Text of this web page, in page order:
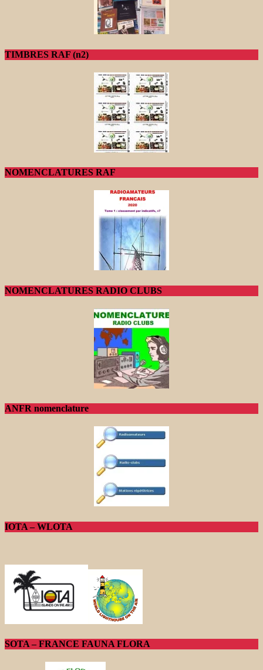
TIMBRES RAF (n2)
NOMENCLATURES RAF
NOMENCLATURES RADIO CLUBS
ANFR nomenclature
IOTA – WLOTA
SOTA – FRANCE FAUNA FLORA